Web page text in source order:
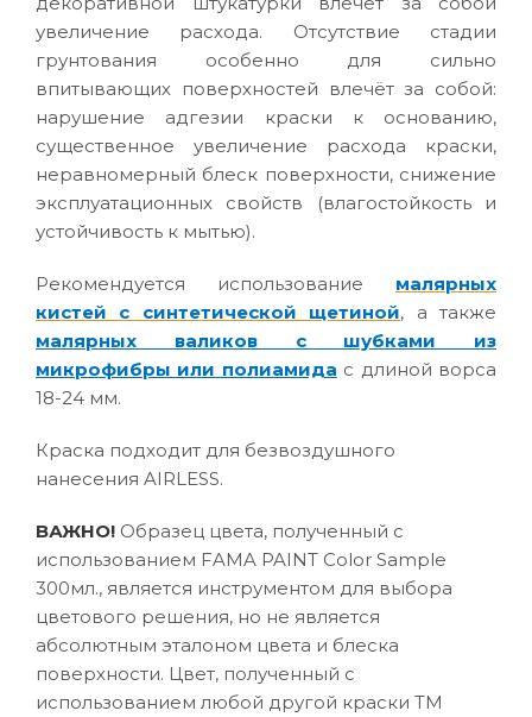
увеличение расхода. Отсутствие стадии
грунтования особенно для сильно
впитывающих поверхностей влечёт за собой:
нарушение адгезии краски к основанию,
существенное увеличение расхода краски,
неравномерный блеск поверхности, снижение
эксплуатационных свойств (влагостойкость и
устойчивость к мытью).
Рекомендуется использование малярных
кистей с синтетической щетиной, а также
малярных валиков с шубками из
микрофибры или полиамида с длиной ворса
18-24 мм.
Краска подходит для безвоздушного
нанесения AIRLESS.
ВАЖНО! Образец цвета, полученный с
использованием FAMA PAINT Color Sample
300мл., является инструментом для выбора
цветового решения, но не является
абсолютным эталоном цвета и блеска
поверхности. Цвет, полученный с
использованием любой другой краски ТМ